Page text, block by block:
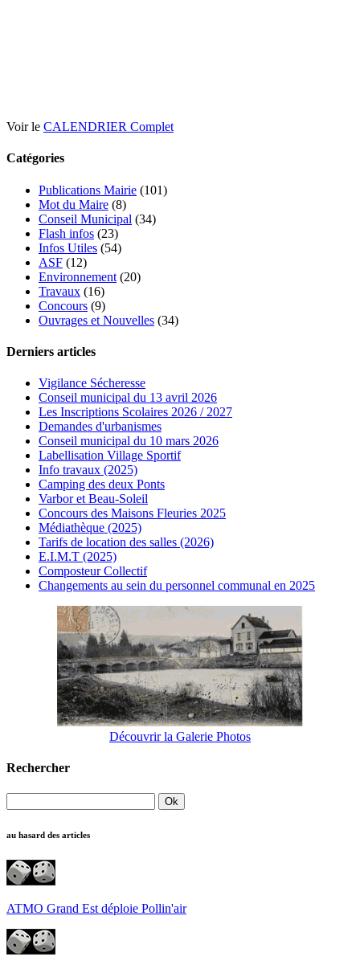
Voir le CALENDRIER Complet
Catégories
Publications Mairie (101)
Mot du Maire (8)
Conseil Municipal (34)
Flash infos (23)
Infos Utiles (54)
ASF (12)
Environnement (20)
Travaux (16)
Concours (9)
Ouvrages et Nouvelles (34)
Derniers articles
Vigilance Sécheresse
Conseil municipal du 13 avril 2026
Les Inscriptions Scolaires 2026 / 2027
Demandes d'urbanismes
Conseil municipal du 10 mars 2026
Labellisation Village Sportif
Info travaux (2025)
Camping des deux Ponts
Varbor et Beau-Soleil
Concours des Maisons Fleuries 2025
Médiathèque (2025)
Tarifs de location des salles (2026)
E.I.M.T (2025)
Composteur Collectif
Changements au sein du personnel communal en 2025
Découvrir la Galerie Photos
Rechercher
au hasard des articles
ATMO Grand Est déploie Pollin'air